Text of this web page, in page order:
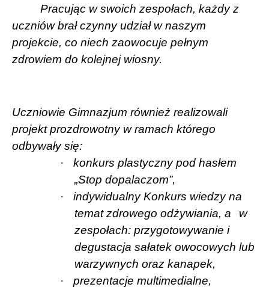
Pracując w swoich zespołach, każdy z
uczniów brał czynny udział w naszym
projekcie, co niech zaowocuje pełnym
zdrowiem do kolejnej wiosny.
Uczniowie Gimnazjum również realizowali
projekt prozdrowotny w ramach którego
odbywały się:
·
konkurs plastyczny pod hasłem
„Stop dopalaczom”,
·
indywidualny Konkurs wiedzy na
temat zdrowego odżywiania, a
w
zespołach: przygotowywanie i
degustacja sałatek owocowych lub
warzywnych oraz kanapek,
·
prezentacje multimedialne,